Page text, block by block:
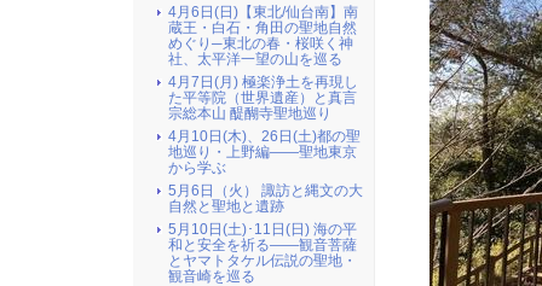
4月6日(日)【東北/仙台南】南
蔵王・白石・角田の聖地自然
めぐり─東北の春・桜咲く神
社、太平洋一望の山を巡る
4月7日(月) 極楽浄土を再現し
た平等院（世界遺産）と真言
宗総本山 醍醐寺聖地巡り
4月10日(木)、26日(土)都の聖
地巡り・上野編――聖地東京
から学ぶ
5月6日（火） 諏訪と縄文の大
自然と聖地と遺跡
5月10日(土)･11日(日) 海の平
和と安全を祈る――観音菩薩
とヤマトタケル伝説の聖地・
観音崎を巡る